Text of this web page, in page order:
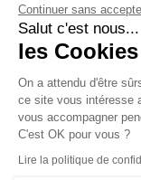
Continuer sans
Salut c'est nous...
les
On a attendu d'être
ce site vous intéresse
vous accompagner
C'est OK pour vous ?
Lire la politique de